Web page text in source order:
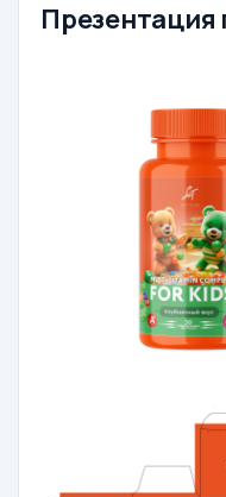
Презентация